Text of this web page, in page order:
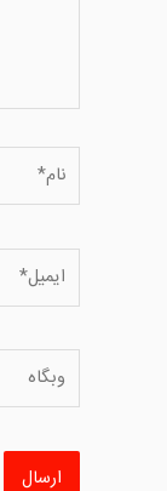
نام*
ایمیل*
وبگاه